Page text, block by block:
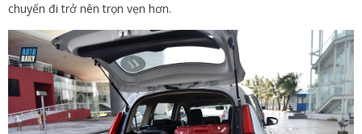
chuyến đi trở nên trọn vẹn hơn.